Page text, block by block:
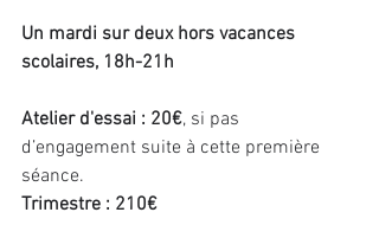
Un mardi sur deux hors vacances
scolaires, 18h-21h
Atelier d'essai : 20€, si pas
d’engagement suite à cette première
séance.
Trimestre : 210€